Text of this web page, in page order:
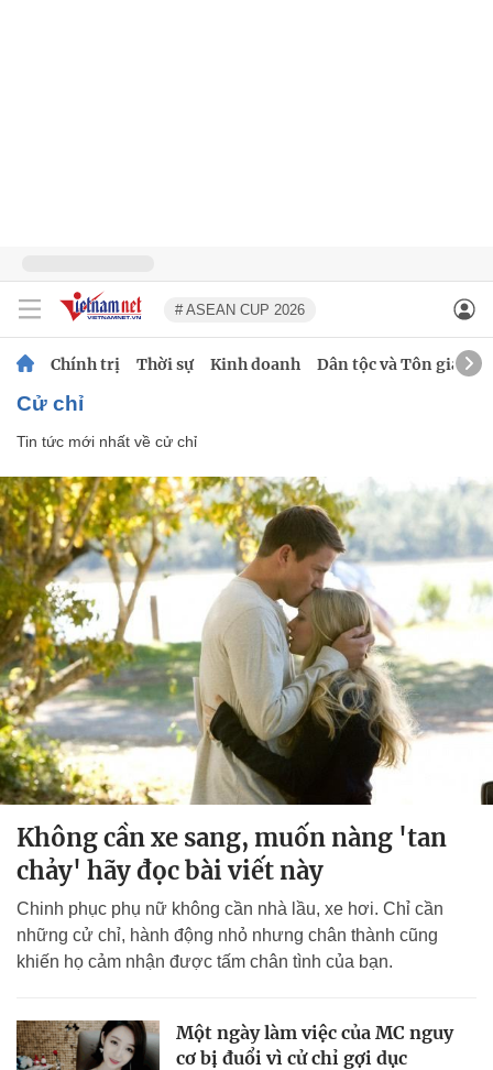
# ASEAN CUP 2026
Chính trị Thời sự Kinh doanh Dân tộc và Tôn giáo
cử chỉ
Tin tức mới nhất về cử chỉ
Không cần xe sang, muốn nàng 'tan
chảy' hãy đọc bài viết này
Chinh phục phụ nữ không cần nhà lầu, xe hơi. Chỉ cần
những cử chỉ, hành động nhỏ nhưng chân thành cũng
khiến họ cảm nhận được tấm chân tình của bạn.
Một ngày làm việc của MC nguy
cơ bị đuổi vì cử chỉ gợi dục